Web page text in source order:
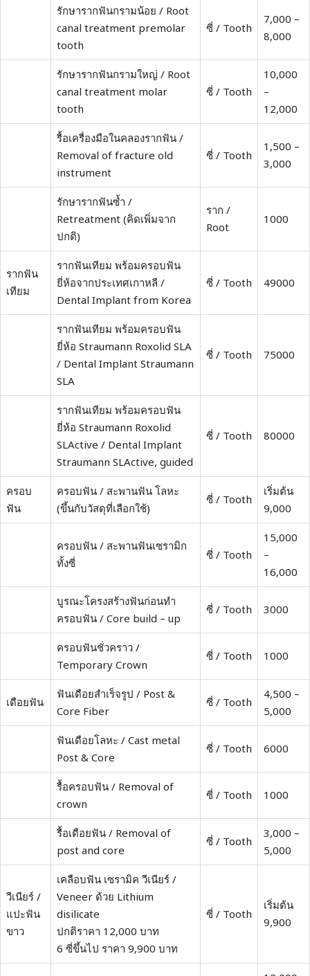
รักษารากฟันกรามน้อย / Root
canal treatment premolar
tooth
ซี่ / Tooth
7,000 –
8,000
รักษารากฟันกรามใหญ่ / Root
canal treatment molar
tooth
ซี่ / Tooth
10,000
–
12,000
รื้อเครื่องมือในคลองรากฟัน /
Removal of fracture old
instrument
ซี่ / Tooth
1,500 –
3,000
รักษารากฟันซ้ำ /
Retreatment (คิดเพิ่มจาก
ปกติ)
ราก /
Root
1000
รากฟัน
เทียม
รากฟันเทียม พร้อมครอบฟัน
ยี่ห้อจากประเทศเกาหลี /
Dental Implant from Korea
ซี่ / Tooth 49000
รากฟันเทียม พร้อมครอบฟัน
ยี่ห้อ Straumann Roxolid SLA
/ Dental Implant Straumann
SLA
ซี่ / Tooth 75000
รากฟันเทียม พร้อมครอบฟัน
ยี่ห้อ Straumann Roxolid
SLActive / Dental Implant
Straumann SLActive, guided
ซี่ / Tooth 80000
ครอบ
ฟัน
ครอบฟัน / สะพานฟัน โลหะ
(ขึ้นกับวัสดุที่เลือกใช้)
ซี่ / Tooth
เริ่มต้น
9,000
ครอบฟัน / สะพานฟันเซรามิก
ทั้งซี่
ซี่ / Tooth
15,000
–
16,000
บูรณะโครงสร้างฟันก่อนทำ
ครอบฟัน / Core build – up
ซี่ / Tooth 3000
ครอบฟันชั่วคราว /
Temporary Crown
ซี่ / Tooth 1000
เดือยฟัน
ฟันเดือยสำเร็จรูป / Post &
Core Fiber
ซี่ / Tooth
4,500 –
5,000
ฟันเดือยโลหะ / Cast metal
Post & Core
ซี่ / Tooth 6000
รื้อครอบฟัน / Removal of
crown
ซี่ / Tooth 1000
รื้อเดือยฟัน / Removal of
post and core
ซี่ / Tooth
3,000 –
5,000
วีเนียร์ /
แปะฟัน
ขาว
เคลือบฟัน เซรามิค วีเนียร์ /
Veneer ด้วย Lithium
disilicate
ปกติราคา 12,000 บาท
6 ซี่ขึ้นไป ราคา 9,900 บาท
ซี่ / Tooth
เริ่มต้น
9,900